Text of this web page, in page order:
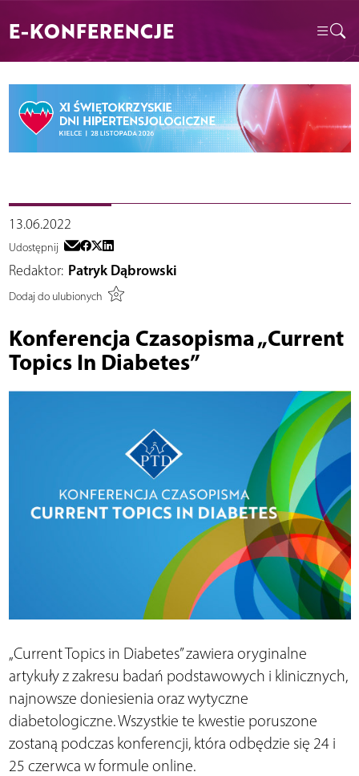
E-KONFERENCJE
13.06.2022
Udostępnij
Redaktor: Patryk Dąbrowski
Dodaj do ulubionych
Konferencja Czasopisma „Current
Topics In Diabetes”
„Current Topics in Diabetes” zawiera oryginalne
artykuły z zakresu badań podstawowych i klinicznych,
najnowsze doniesienia oraz wytyczne
diabetologiczne. Wszystkie te kwestie poruszone
zostaną podczas konferencji, która odbędzie się 24 i
25 czerwca w formule online.